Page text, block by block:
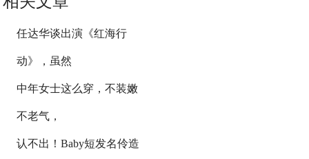
任达华谈出演《红海行
动》，虽然
中年女士这么穿，不装嫩
不老气，
认不出！Baby短发名伶造